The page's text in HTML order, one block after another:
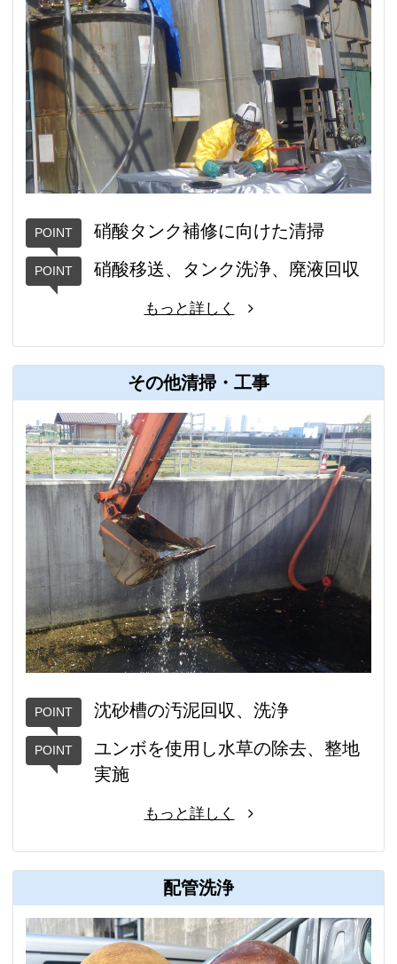
硝酸タンク補修に向けた清掃
硝酸移送、タンク洗浄、廃液回収
もっと詳しく
その他清掃・工事
沈砂槽の汚泥回収、洗浄
ユンボを使用し水草の除去、整地
実施
もっと詳しく
配管洗浄